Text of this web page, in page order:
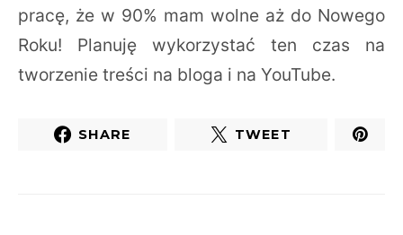
pracę, że w 90% mam wolne aż do Nowego
Roku! Planuję wykorzystać ten czas na
tworzenie treści na bloga i na YouTube.
SHARE TWEET